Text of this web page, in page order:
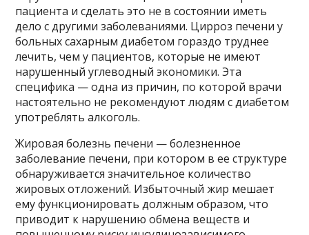
пациента и сделать это не в состоянии иметь
дело с другими заболеваниями. Цирроз печени у
больных сахарным диабетом гораздо труднее
лечить, чем у пациентов, которые не имеют
нарушенный углеводный экономики. Эта
специфика — одна из причин, по которой врачи
настоятельно не рекомендуют людям с диабетом
употреблять алкоголь.
Жировая болезнь печени — болезненное
заболевание печени, при котором в ее структуре
обнаруживается значительное количество
жировых отложений. Избыточный жир мешает
ему функционировать должным образом, что
приводит к нарушению обмена веществ и